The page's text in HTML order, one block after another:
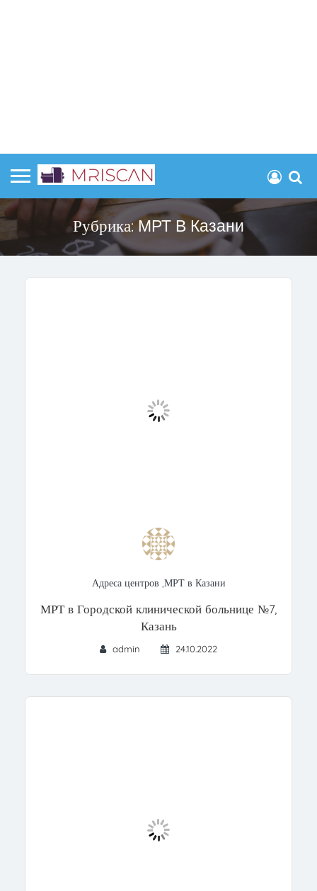
Рубрика:МРТ В Казани
Адреса центров ,МРТ в Казани
МРТ в Городской клинической больнице №7,
Казань
admin 24.10.2022